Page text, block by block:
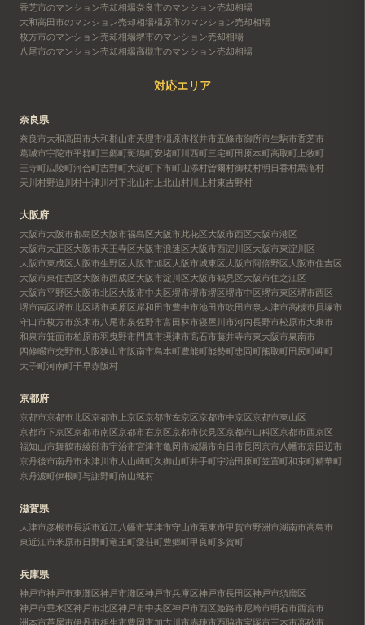
香芝市のマンション売却相場奈良市のマンション売却相場
大和高田市のマンション売却相場橿原市のマンション売却相場
枚方市のマンション売却相場堺市のマンション売却相場
八尾市のマンション売却相場高槻市のマンション売却相場
対応エリア
奈良県
奈良市大和高田市大和郡山市天理市橿原市桜井市五條市御所市生駒市香芝市
葛城市宇陀市平群町三郷町斑鳩町安堵町川西町三宅町田原本町高取町 上牧町
王寺町広陵町河合町吉野町大淀町下市町山添村曽爾村御杖村明日香村黒滝村
天川村野迫川村十津川村下北山村 上北山村川上村東吉野村
大阪府
大阪市大阪市都島区大阪市福島区大阪市此花区大阪市西区大阪市港区
大阪市大正区大阪市天王寺区大阪市浪速区大阪市西淀川区大阪市東淀川区
大阪市東成区大阪市生野区大阪市旭区大阪市城東区大阪市阿倍野区大阪市住吉区
大阪市東住吉区大阪市西成区大阪市淀川区大阪市鶴見区大阪市住之江区
大阪市平野区大阪市北区大阪市中央区堺市堺市堺区堺市中区堺市東区堺市西区
堺市南区堺市北区堺市美原区岸和田市豊中市池田市吹田市泉大津市高槻市 貝塚市
守口市枚方市茨木市八尾市泉佐野市富田林市寝屋川市河内長野市松原市大東市
和泉市箕面市柏原市羽曳野市門真市摂津市高石市藤井寺市東大阪市泉南市
四條畷市交野市大阪狭山市阪南市島本町豊能町能勢町忠岡町熊取町田尻町岬町
太子町河南町千早赤阪村
京都府
京都市京都市北区京都市上京区京都市左京区京都市中京区京都市東山区
京都市下京区京都市南区京都市右京区京都市伏見区京都市山科区京都市西京区
福知山市舞鶴市綾部市宇治市宮津市亀岡市城陽市向日市長岡京市八幡市京田辺市
京丹後市南丹市木津川市大山崎町久御山町井手町宇治田原町笠置町和束町精華町
京丹波町伊根町与謝野町南山城村
滋賀県
大津市彦根市長浜市近江八幡市草津市守山市栗東市甲賀市野洲市湖南市高島市
東近江市米原市日野町竜王町愛荘町豊郷町甲良町多賀町
兵庫県
神戸市神戸市東灘区神戸市灘区神戸市兵庫区神戸市長田区神戸市須磨区
神戸市垂水区神戸市北区神戸市中央区神戸市西区姫路市尼崎市明石市西宮市
洲本市芦屋市伊丹市相生市豊岡市加古川市赤穂市西脇市宝塚市三木市高砂市